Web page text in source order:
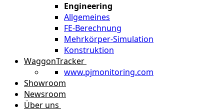
Engineering
Allgemeines
FE-Berechnung
Mehrkörper-Simulation
Konstruktion
WaggonTracker
www.pjmonitoring.com
Showroom
Newsroom
Über uns